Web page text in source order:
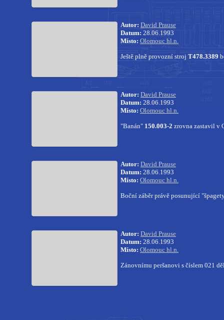
Autor: David Prause
Datum: 28.06.1993
Místo: Olomouc hl.n.
Ještě plně provozní stroj T478.3389
Autor: David Prause
Datum: 28.06.1993
Místo: Olomouc hl.n.
"Banán" 150.003-2 zrovna zastavil v
Autor: David Prause
Datum: 28.06.1993
Místo: Olomouc hl.n.
Boční záběr právě posunující
Autor: David Prause
Datum: 28.06.1993
Místo: Olomouc hl.n.
Zánovnímu peršanovi s číslem 021